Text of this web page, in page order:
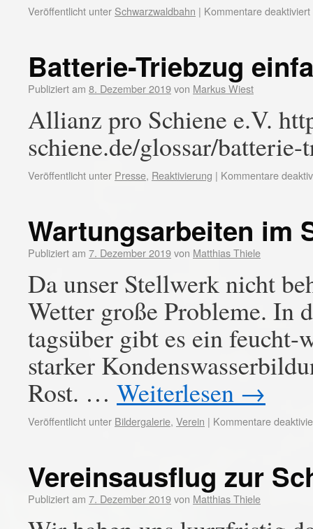
Veröffentlicht unter Schwarzwaldbahn | Kommentare deaktiviert
Batterie-Triebzug
Publiziert am 8. Dezember 2019von Markus Wiest
Allianz pro Schiene e.V.
schiene.de/glossar/
Veröffentlicht unter Presse, Reaktivierung | Kommentare
Wartungsarbeiten im
Publiziert am 7. Dezember 2019von Matthias Thiele
Da unser Stellwerk nicht
Wetter große Probleme. In
tagsüber gibt es ein
starker
Rost. … Weiterlesen →
Veröffentlicht unter Bildergalerie, Verein | Kommentare
Vereinsausflug zur
Publiziert am 7. Dezember 2019von Matthias Thiele